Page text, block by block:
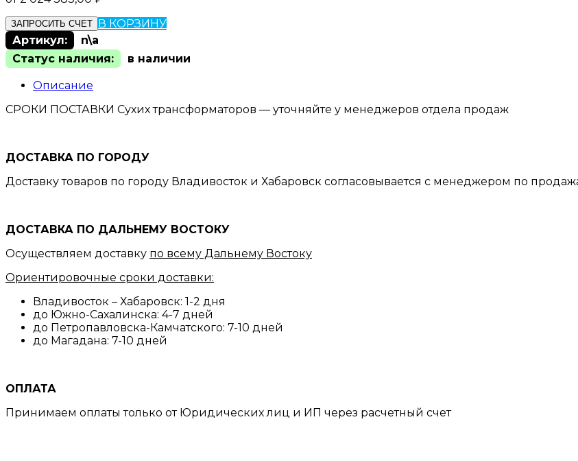
ЗАПРОСИТЬ СЧЕТ В КОРЗИНУ
Артикул:
n\a
Статус наличия:
в наличии
Описание
СРОКИ ПОСТАВКИ Сухих трансформаторов — уточняйте у менеджеров отдела продаж
ДОСТАВКА ПО ГОРОДУ
Доставку товаров по городу Владивосток и Хабаровск согласовывается с менеджером по
ДОСТАВКА ПО ДАЛЬНЕМУ ВОСТОКУ
Осуществляем доставку по всему Дальнему Востоку
Ориентировочные сроки доставки:
Владивосток – Хабаровск: 1-2 дня
до Южно-Сахалинска: 4-7 дней
до Петропавловска-Камчатского: 7-10 дней
до Магадана: 7-10 дней
ОПЛАТА
Принимаем оплаты только от Юридических лиц и ИП через расчетный счет